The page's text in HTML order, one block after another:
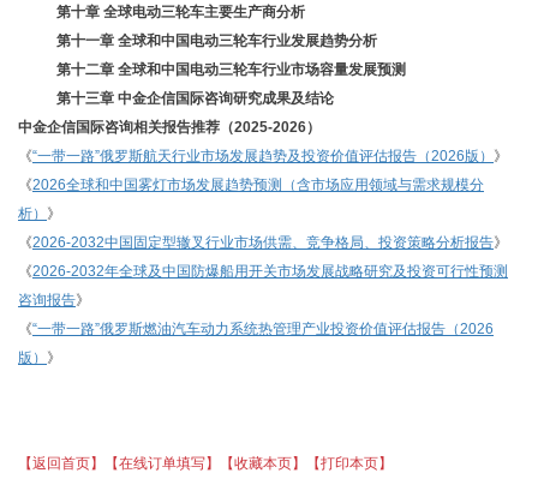
第十章 全球电动三轮车主要生产商分析
第十一章 全球和中国 电动三轮车行业发展趋势分析
第十二章 全球和中国 电动三轮车行业市场容量发展预测
第十三章 中金企信国际咨询研究成果及结论
中金企信国际咨询相关报告推荐（2025-2026）
《“一带一路”俄罗斯航天行业市场发展趋势及投资价值评估报告（2026版） 》
《2026全球和中国雾灯市场发展趋势预测（含市场应用领域与需求规模分
析） 》
《2026-2032中国固定型辙叉行业市场供需、竞争格局、投资策略分析报告》
《2026-2032年全球及中国防爆船用开关市场发展战略研究及投资可行性预测
咨询报告》
《“一带一路”俄罗斯燃油汽车动力系统热管理产业投资价值评估报告（2026
版） 》
【返回首页】 【在线订单填写】 【收藏本页】 【打印本页】